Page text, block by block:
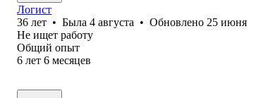
Логист
36 лет • Была 4 августа • Обновлено 25 июня
Не ищет работу
Общий опыт
6 лет 6 месяцев